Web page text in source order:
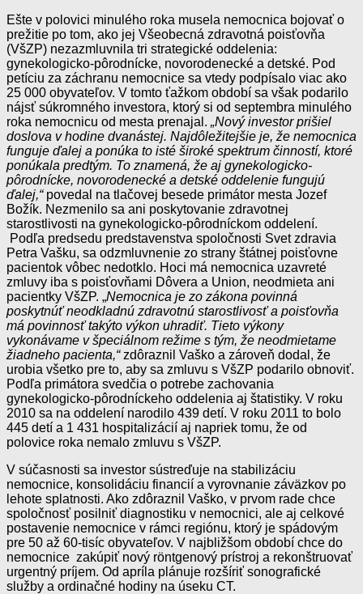
Ešte v polovici minulého roka musela nemocnica bojovať o
prežitie po tom, ako jej Všeobecná zdravotná poisťovňa
(VšZP) nezazmluvnila tri strategické oddelenia:
gynekologicko-pôrodnícke, novorodenecké a detské. Pod
petíciu za záchranu nemocnice sa vtedy podpísalo viac ako
25 000 obyvateľov. V tomto ťažkom období sa však podarilo
nájsť súkromného investora, ktorý si od septembra minulého
roka nemocnicu od mesta prenajal. „Nový investor prišiel
doslova v hodine dvanástej. Najdôležitejšie je, že nemocnica
funguje ďalej a ponúka to isté široké spektrum činností, ktoré
ponúkala predtým. To znamená, že aj gynekologicko-
pôrodnícke, novorodenecké a detské oddelenie fungujú
ďalej,“povedal na tlačovej besede primátor mesta Jozef
Božík. Nezmenilo sa ani poskytovanie zdravotnej
starostlivosti na gynekologicko-pôrodníckom oddelení.
Podľa predsedu predstavenstva spoločnosti Svet zdravia
Petra Vašku, sa odzmluvnenie zo strany štátnej poisťovne
pacientok vôbec nedotklo. Hoci má nemocnica uzavreté
zmluvy iba s poisťovňami Dôvera a Union, neodmieta ani
pacientky VšZP. „Nemocnica je zo zákona povinná
poskytnúť neodkladnú zdravotnú starostlivosť a poisťovňa
má povinnosť takýto výkon uhradiť. Tieto výkony
vykonávame v špeciálnom režime s tým, že neodmietame
žiadneho pacienta,“zdôraznil Vaško a zároveň dodal, že
urobia všetko pre to, aby sa zmluvu s VšZP podarilo obnoviť.
Podľa primátora svedčia o potrebe zachovania
gynekologicko-pôrodníckeho oddelenia aj štatistiky. V roku
2010 sa na oddelení narodilo 439 detí. V roku 2011 to bolo
445 detí a 1 431 hospitalizácií aj napriek tomu, že od
polovice roka nemalo zmluvu s VšZP.
V súčasnosti sa investor sústreďuje na stabilizáciu
nemocnice, konsolidáciu financií a vyrovnanie záväzkov po
lehote splatnosti. Ako zdôraznil Vaško, v prvom rade chce
spoločnosť posilniť diagnostiku v nemocnici, ale aj celkové
postavenie nemocnice v rámci regiónu, ktorý je spádovým
pre 50 až 60-tisíc obyvateľov. V najbližšom období chce do
nemocnice zakúpiť nový röntgenový prístroj a rekonštruovať
urgentný príjem. Od apríla plánuje rozšíriť sonografické
služby a ordinačné hodiny na úseku CT.